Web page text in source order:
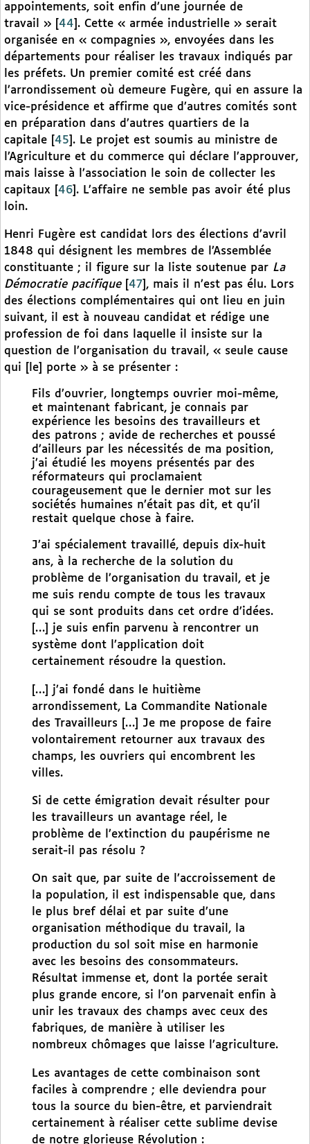
appointements, soit enfin d’une journée de
travail »
44 . Cette « armée industrielle » serait
organisée en « compagnies », envoyées dans les
départements pour réaliser les travaux indiqués par
les préfets. Un premier comité est créé dans
l’arrondissement où demeure Fugère, qui en assure la
vice-présidence et affirme que d’autres comités sont
en préparation dans d’autres quartiers de la
capitale
45 . Le projet est soumis au ministre de
l’Agriculture et du commerce qui déclare l’approuver,
mais laisse à l’association le soin de collecter les
capitaux
46 . L’affaire ne semble pas avoir été plus
loin.
Henri Fugère est candidat lors des élections d’avril
1848 qui désignent les membres de l’Assemblée
constituante ; il figure sur la liste soutenue par La
Démocratie pacifique[ 47 , mais il n’est pas élu. Lors
des élections complémentaires qui ont lieu en juin
suivant, il est à nouveau candidat et rédige une
profession de foi dans laquelle il insiste sur la
question de l’organisation du travail, « seule cause
qui [le] porte » à se présenter :
Fils d’ouvrier, longtemps ouvrier moi-même,
et maintenant fabricant, je connais par
expérience les besoins des travailleurs et
des patrons ; avide de recherches et poussé
d’ailleurs par les nécessités de ma position,
j’ai étudié les moyens présentés par des
réformateurs qui proclamaient
courageusement que le dernier mot sur les
sociétés humaines n’était pas dit, et qu’il
restait quelque chose à faire.
J’ai spécialement travaillé, depuis dix-huit
ans, à la recherche de la solution du
problème de l’organisation du travail, et je
me suis rendu compte de tous les travaux
qui se sont produits dans cet ordre d’idées.
[…] je suis enfin parvenu à rencontrer un
système dont l’application doit
certainement résoudre la question.
[…] j’ai fondé dans le huitième
arrondissement, La Commandite Nationale
des Travailleurs […] Je me propose de faire
volontairement retourner aux travaux des
champs, les ouvriers qui encombrent les
villes.
Si de cette émigration devait résulter pour
les travailleurs un avantage réel, le
problème de l’extinction du paupérisme ne
serait-il pas résolu ?
On sait que, par suite de l’accroissement de
la population, il est indispensable que, dans
le plus bref délai et par suite d’une
organisation méthodique du travail, la
production du sol soit mise en harmonie
avec les besoins des consommateurs.
Résultat immense et, dont la portée serait
plus grande encore, si l’on parvenait enfin à
unir les travaux des champs avec ceux des
fabriques, de manière à utiliser les
nombreux chômages que laisse l’agriculture.
Les avantages de cette combinaison sont
faciles à comprendre ; elle deviendra pour
tous la source du bien-être, et parviendrait
certainement à réaliser cette sublime devise
de notre glorieuse Révolution :